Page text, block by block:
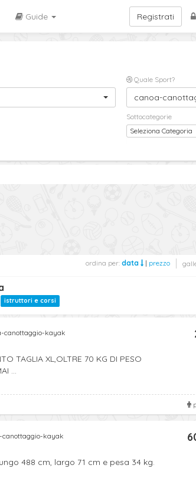
Guide Registrati
Quale Sport?
canoa-
Sottocategorie
Seleziona Categoria
ordina per: data | prezzo
istruttori e corsi
canottaggio-kayak
TAGLIA XL,OLTRE 70 KG DI PESO
...
kayak
488 cm, largo 71 cm e pesa 34 kg.